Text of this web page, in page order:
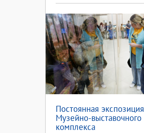
Постоянная экспозиция
Музейно-выставочного
комплекса